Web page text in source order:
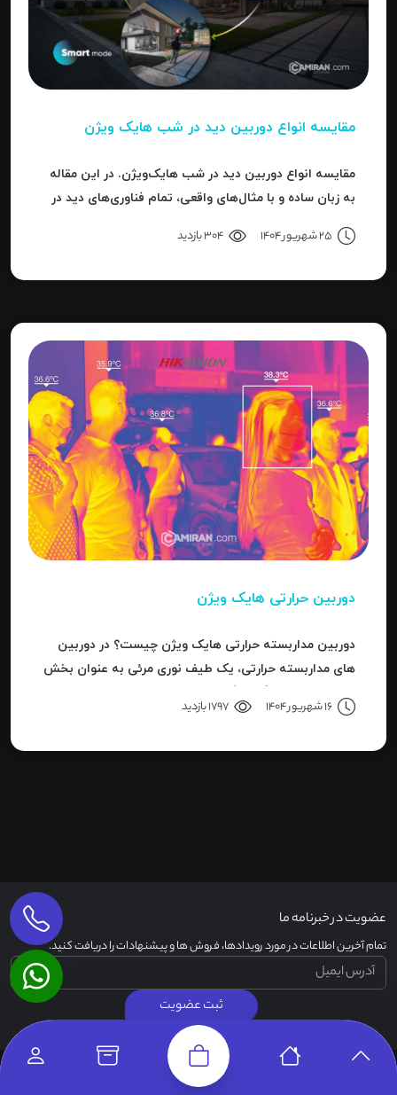
مقایسه انواع دوربین دید در شب هایک‌ ویژن
مقایسه انواع دوربین دید در شب هایک‌ویژن. در این مقاله
به زبان ساده و با مثال‌های واقعی، تمام فناوری‌های دید در
25 شهریور 1404 304 بازدید
دوربین حرارتی هایک ویژن
دوربین مداربسته حرارتی هایک ویژن چیست؟ در دوربین
های مداربسته حرارتی، یک طیف نوری مرئی به عنوان بخش
سری دوربین هاست.
16 شهریور 1404 1797 بازدید
عضویت در خبرنامه ما
تمام آخرین اطلاعات در مورد رویدادها، فروش ها و پیشنهادات را دریافت کنید.
ثبت عضویت